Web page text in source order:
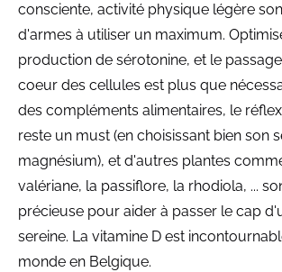
consciente, activité physique légère
d'armes à utiliser un maximum.
production de sérotonine, et le
coeur des cellules est plus que
des compléments alimentaires, le
reste un must (en choisissant bien son
magnésium), et d'autres plantes
valériane, la passiflore, la rhodiola, ...
précieuse pour aider à passer le cap
sereine. La vitamine D est
monde en Belgique.